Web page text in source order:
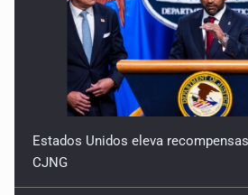
Estados Unidos eleva
CJNG